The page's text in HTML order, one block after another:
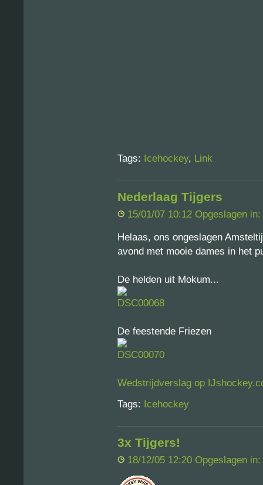
Tags: Icehockey, Link
Nederlaag Tijgers
15/01/07 10:12 Opgeslagen in:
Helaas, ons ongeslagen
avond met mooie dames in het
De helden uit Mokum...
De feestende Friezen
Wedstrijdverslag op
Tags: Icehockey
3x Tijgers!
18/12/05 12:20 Opgeslagen in: